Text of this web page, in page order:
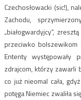
Czechosłowacki (sic!),
Zachodu,
„białogwardyjcy”,
przeciwko bolszewikom
Ententy występowały
zdrajcom, którzy zawarli
co już nieomal cała,
potęga Niemiec zwaliła